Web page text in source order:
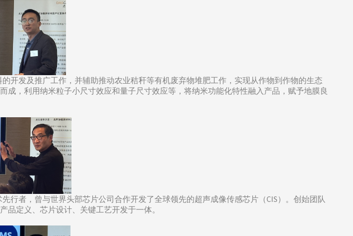
开发及推广工作，并辅助推动农业秸秆等有机废弃物堆肥工作，实现从作物到作物的生态
，利用纳米粒子小尺寸效应和量子尺寸效应等，将纳米功能化特性融入产品，赋予地膜良
行者，曾与世界头部芯片公司合作开发了全球领先的超声成像传感芯片（CIS）。创始团队
品定义、芯片设计、关键工艺开发于一体。